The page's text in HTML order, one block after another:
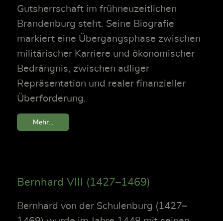
Gutsherrschaft im frühneuzeitlichen
Brandenburg steht. Seine Biografie
markiert eine Übergangsphase zwischen
militärischer Karriere und ökonomischer
Bedrängnis, zwischen adliger
Repräsentation und realer finanzieller
Überforderung.
Mehr...
Bernhard VIII (1427–1469)
Bernhard von der Schulenburg (1427–